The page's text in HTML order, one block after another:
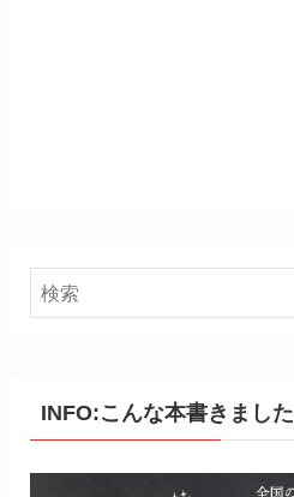
INFO:こんな本書きました